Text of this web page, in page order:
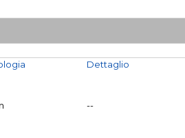
Dettaglio
--